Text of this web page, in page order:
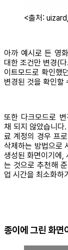
<출처:
아까 예시로 든 영
대한 조건만 변경(
이트모드로 확인했
변경된 것을 확인할
또한 다크모드로
채 되지 않았습니다
료 계정의 경우 프
삭제하는 방법으로
생성된 화면이기에,
는 것으로 추천해
업 시간을 최소화하
종이에 그린 화면